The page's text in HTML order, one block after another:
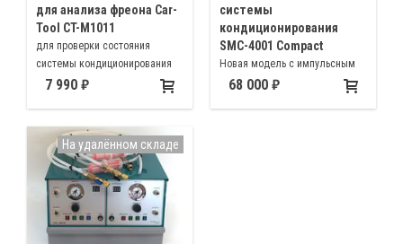
для анализа фреона Car-
Tool CT-M1011
для проверки состояния
системы кондиционирования
7 990
системы
кондиционирования
SMC-4001 Compact
Новая модель с импульсным
режимом промывки, позволяет
68 000
На удалённом складе